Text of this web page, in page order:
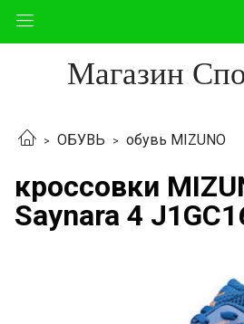
Магазин
ОБУВЬ обувь MIZUNO
кроссовки
Saynara 4